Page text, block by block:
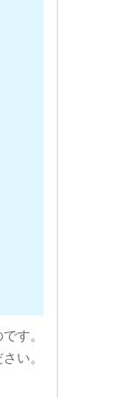
す。
い。